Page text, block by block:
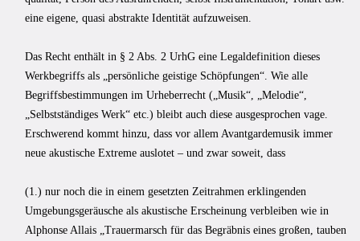
eine eigene, quasi abstrakte Identität aufzuweisen.
Das Recht enthält in § 2 Abs. 2 UrhG eine Legaldefinition dieses
Werkbegriffs als „persönliche geistige Schöpfungen“. Wie alle
Begriffsbestimmungen im Urheberrecht („Musik“, „Me­lodie“,
„Selbstständiges Werk“ etc.) bleibt auch diese ausgesprochen vage.
Erschwerend kommt hinzu, dass vor allem Avantgardemusik immer
neue akustische Extreme auslotet – und zwar soweit, dass
(1.) nur noch die in einem gesetzten Zeitrahmen erklingenden
Umgebungsgeräusche als akustische Erscheinung verbleiben wie in
Alphonse Allais „Trauermarsch für das Begräbnis eines großen, tauben